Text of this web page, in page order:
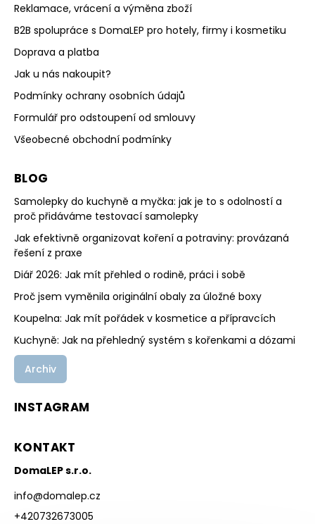
Reklamace, vrácení a výměna zboží
B2B spolupráce s DomaLEP pro hotely, firmy i kosmetiku
Doprava a platba
Jak u nás nakoupit?
Podmínky ochrany osobních údajů
Formulář pro odstoupení od smlouvy
Všeobecné obchodní podmínky
BLOG
Samolepky do kuchyně a myčka: jak je to s odolností a
proč přidáváme testovací samolepky
Jak efektivně organizovat koření a potraviny: provázaná
řešení z praxe
Diář 2026: Jak mít přehled o rodině, práci i sobě
Proč jsem vyměnila originální obaly za úložné boxy
Koupelna: Jak mít pořádek v kosmetice a přípravcích
Kuchyně: Jak na přehledný systém s kořenkami a dózami
Archiv
INSTAGRAM
KONTAKT
DomaLEP s.r.o.
info@domalep.cz
+420732673005